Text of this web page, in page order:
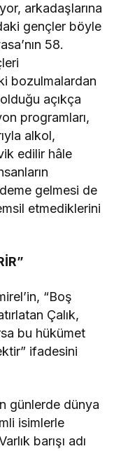
arkadaşlarına
gençler böyle
58.
bozulmalardan
açıkça
programları,
alkol,
edilir hâle
gelmesi de
etmediklerini
“Boş
Çalık,
bu hükümet
ifadesini
günlerde dünya
isimlerle
barışı adı